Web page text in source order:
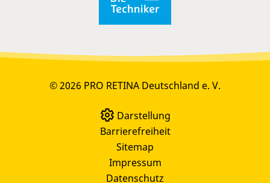
© 2026 PRO RETINA Deutschland e. V.
Darstellung
Barrierefreiheit
Sitemap
Impressum
Datenschutz